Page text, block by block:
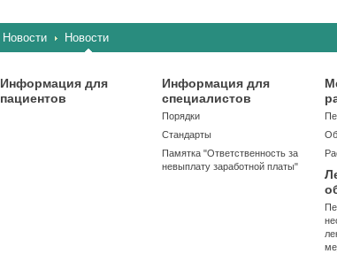
Новости Новости
Информация для
пациентов
Информация для
специалистов
Порядки
Стандарты
Памятка "Ответственность за
невыплату заработной платы"